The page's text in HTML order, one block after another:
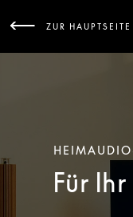
ZUR
Für